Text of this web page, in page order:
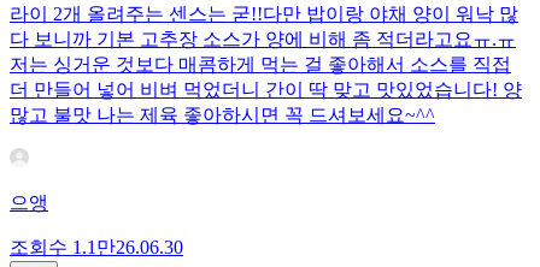
라이 2개 올려주는 센스는 굳!! ​다만 밥이랑 야채 양이 워낙 많
다 보니까 기본 고추장 소스가 양에 비해 좀 적더라고요ㅠ.ㅠ
저는 싱거운 것보다 매콤하게 먹는 걸 좋아해서 소스를 직접
더 만들어 넣어 비벼 먹었더니 간이 딱 맞고 맛있었습니다! 양
많고 불맛 나는 제육 좋아하시면 꼭 드셔보세요~^^
으앵
조회수 1.1만26.06.30